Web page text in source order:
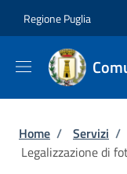
Regione Puglia
Briciole
Home / Servizi /
Legalizzazione di